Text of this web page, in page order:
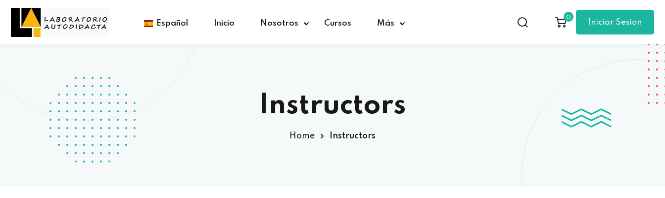
Español Inicio Nosotros Cursos Más
0
Iniciar Sesion
Instructors
Home Instructors